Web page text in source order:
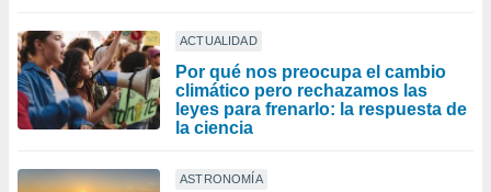
ACTUALIDAD
Por qué nos preocupa el cambio
climático pero rechazamos las
leyes para frenarlo: la respuesta de
la ciencia
ASTRONOMÍA